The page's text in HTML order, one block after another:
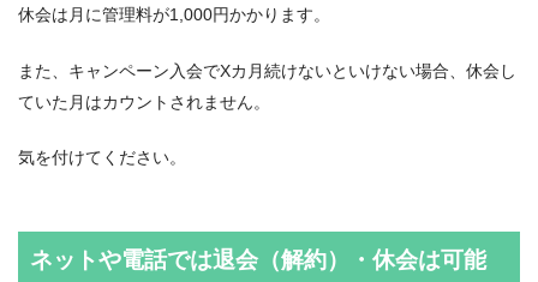
休会は月に管理料が1,000円かかります。
また、キャンペーン入会でXカ月続けないといけない場合、休会し
ていた月はカウントされません。
気を付けてください。
ネットや電話では退会（解約）・休会は可能